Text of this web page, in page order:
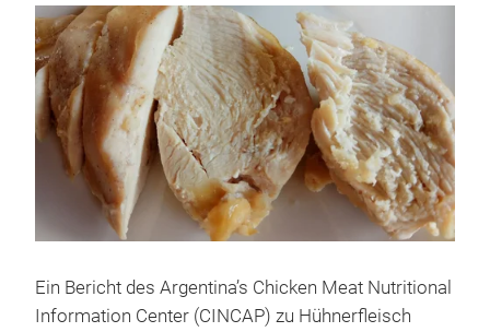
Ein Bericht des Argentina’s Chicken Meat Nutritional
Information Center (CINCAP) zu Hühnerfleisch